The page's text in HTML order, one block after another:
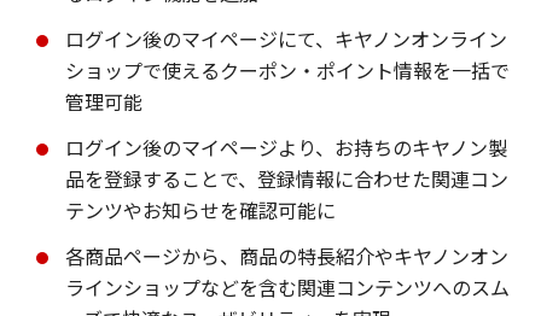
ログイン後のマイページにて、キヤノンオンライン
ショップで使えるクーポン・ポイント情報を一括で
管理可能
ログイン後のマイページより、お持ちのキヤノン製
品を登録することで、登録情報に合わせた関連コン
テンツやお知らせを確認可能に
各商品ページから、商品の特長紹介やキヤノンオン
ラインショップなどを含む関連コンテンツへのスム